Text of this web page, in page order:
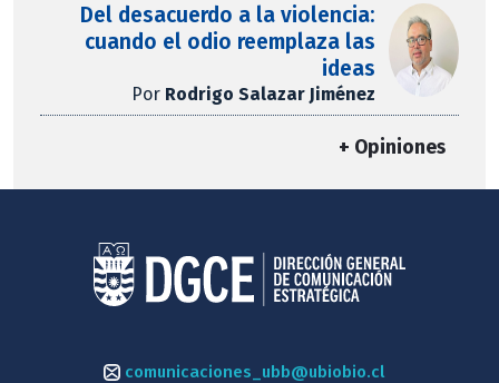
Del desacuerdo a la violencia:
cuando el odio reemplaza las
ideas
Por Rodrigo Salazar Jiménez
+ Opiniones
comunicaciones_ubb@ubiobio.cl